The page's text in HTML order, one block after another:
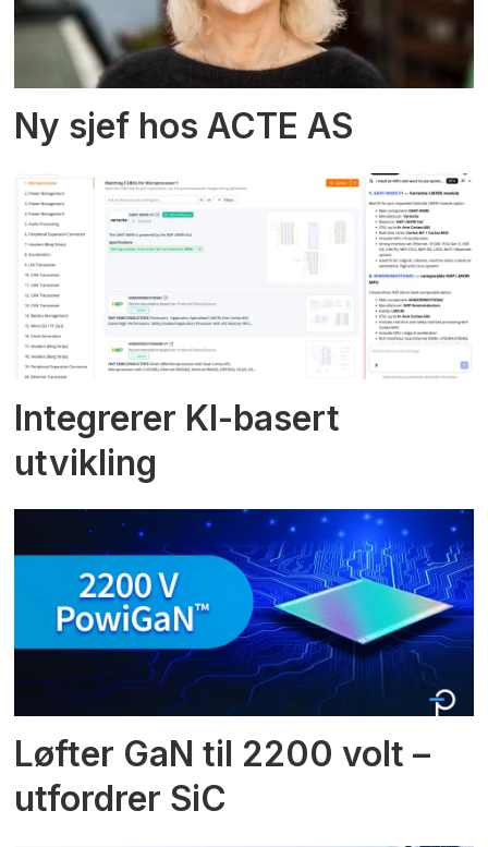
Ny sjef hos ACTE AS
Integrerer KI-basert
utvikling
Løfter GaN til 2200 volt –
utfordrer SiC